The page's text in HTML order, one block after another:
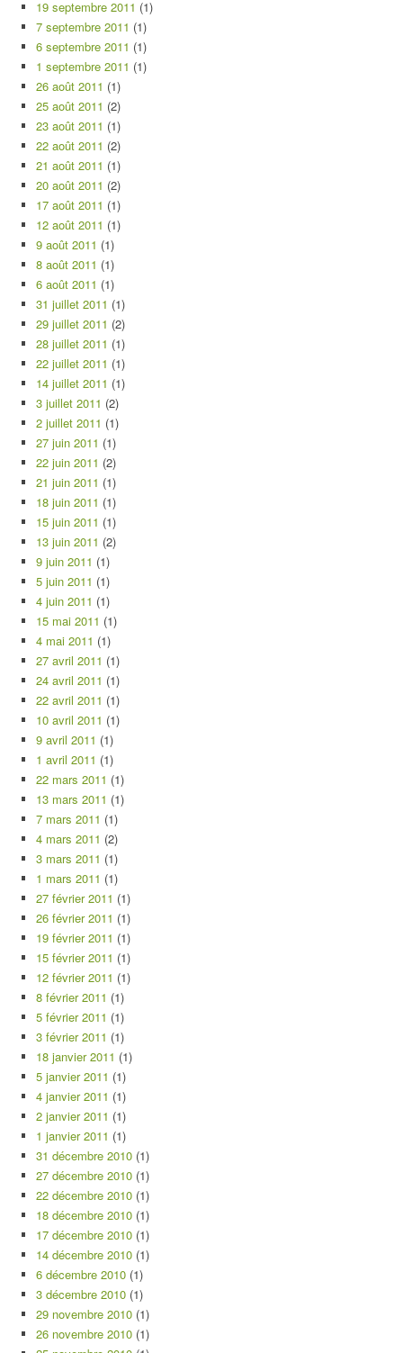
19 septembre 2011 (1)
7 septembre 2011 (1)
6 septembre 2011 (1)
1 septembre 2011 (1)
26 août 2011 (1)
25 août 2011 (2)
23 août 2011 (1)
22 août 2011 (2)
21 août 2011 (1)
20 août 2011 (2)
17 août 2011 (1)
12 août 2011 (1)
9 août 2011 (1)
8 août 2011 (1)
6 août 2011 (1)
31 juillet 2011 (1)
29 juillet 2011 (2)
28 juillet 2011 (1)
22 juillet 2011 (1)
14 juillet 2011 (1)
3 juillet 2011 (2)
2 juillet 2011 (1)
27 juin 2011 (1)
22 juin 2011 (2)
21 juin 2011 (1)
18 juin 2011 (1)
15 juin 2011 (1)
13 juin 2011 (2)
9 juin 2011 (1)
5 juin 2011 (1)
4 juin 2011 (1)
15 mai 2011 (1)
4 mai 2011 (1)
27 avril 2011 (1)
24 avril 2011 (1)
22 avril 2011 (1)
10 avril 2011 (1)
9 avril 2011 (1)
1 avril 2011 (1)
22 mars 2011 (1)
13 mars 2011 (1)
7 mars 2011 (1)
4 mars 2011 (2)
3 mars 2011 (1)
1 mars 2011 (1)
27 février 2011 (1)
26 février 2011 (1)
19 février 2011 (1)
15 février 2011 (1)
12 février 2011 (1)
8 février 2011 (1)
5 février 2011 (1)
3 février 2011 (1)
18 janvier 2011 (1)
5 janvier 2011 (1)
4 janvier 2011 (1)
2 janvier 2011 (1)
1 janvier 2011 (1)
31 décembre 2010 (1)
27 décembre 2010 (1)
22 décembre 2010 (1)
18 décembre 2010 (1)
17 décembre 2010 (1)
14 décembre 2010 (1)
6 décembre 2010 (1)
3 décembre 2010 (1)
29 novembre 2010 (1)
26 novembre 2010 (1)